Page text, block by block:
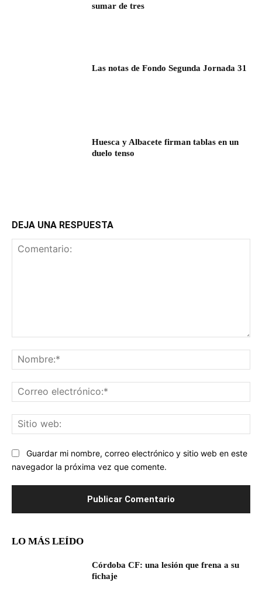
sumar de tres
Las notas de Fondo Segunda Jornada 31
Huesca y Albacete firman tablas en un
duelo tenso
DEJA UNA RESPUESTA
Guardar mi nombre, correo electrónico y sitio web en este
navegador la próxima vez que comente.
LO MÁS LEÍDO
Córdoba CF: una lesión que frena a su
fichaje